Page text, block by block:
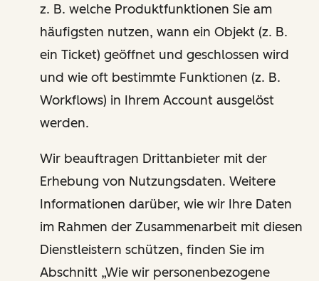
z. B. welche Produktfunktionen Sie am
häufigsten nutzen, wann ein Objekt (z. B.
ein Ticket) geöffnet und geschlossen wird
und wie oft bestimmte Funktionen (z. B.
Workflows) in Ihrem Account ausgelöst
werden.
Wir beauftragen Drittanbieter mit der
Erhebung von Nutzungsdaten. Weitere
Informationen darüber, wie wir Ihre Daten
im Rahmen der Zusammenarbeit mit diesen
Dienstleistern schützen, finden Sie im
Abschnitt „Wie wir personenbezogene